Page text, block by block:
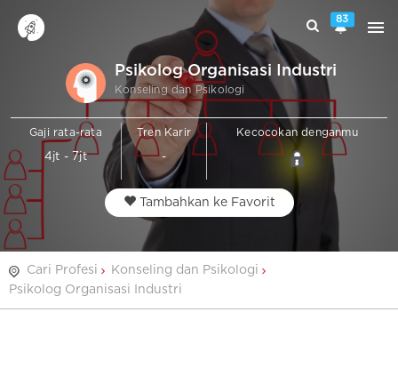
83
Psikolog Organisasi Industri
Konseling dan Psikologi
Gaji rata-rata
4jt - 7jt
Tren Karir
-
Kecocokan denganmu
Tambahkan ke Favorit
Cari Profesi
Konseling dan Psikologi
Psikolog Organisasi Industri